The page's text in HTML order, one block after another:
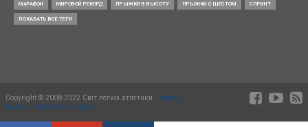
МАРАФОН МИРОВОЙ РЕКОРД ПРЫЖКИ В ВЫСОТУ ПРЫЖКИ С ШЕСТОМ СПРИНТ
ПОКАЗАТЬ ВСЕ ТЕГИ
Copyright © 2008-2022 Світ легкої атлетики. Timing
Events - Квитковий сервіс